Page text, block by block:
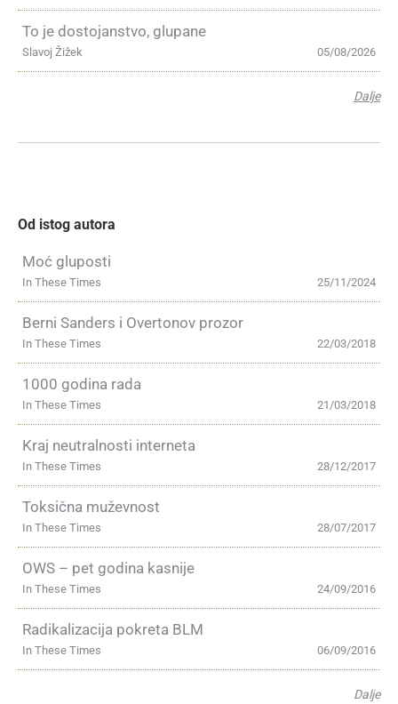
To je dostojanstvo, glupane
05/08/2026
Slavoj Žižek
Dalje
Od istog autora
Moć gluposti
25/11/2024
In These Times
Berni Sanders i Overtonov prozor
22/03/2018
In These Times
1000 godina rada
21/03/2018
In These Times
Kraj neutralnosti interneta
28/12/2017
In These Times
Toksična muževnost
28/07/2017
In These Times
OWS – pet godina kasnije
24/09/2016
In These Times
Radikalizacija pokreta BLM
06/09/2016
In These Times
Dalje